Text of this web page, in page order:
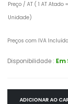
Preço / AT ( 1 AT Atado
Unidade)
Preços com IVA
Disponibilidade :
ADICIONAR AO